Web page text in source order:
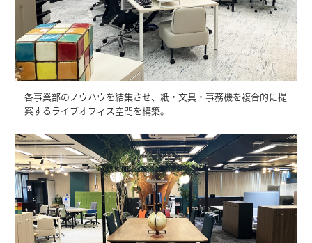
各事業部のノウハウを結集させ、紙・文具・事務機を複合的に提
案するライブオフィス空間を構築。